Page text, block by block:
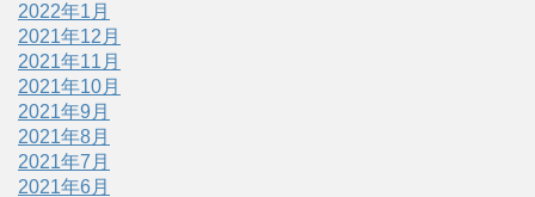
2022年1月
2021年12月
2021年11月
2021年10月
2021年9月
2021年8月
2021年7月
2021年6月